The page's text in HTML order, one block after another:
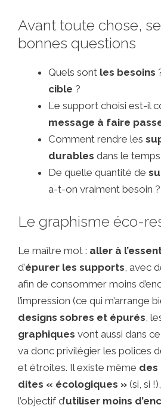
Avant toute chose,
bonnes questions
Quels sont les besoins
cible ?
Le support choisi est-il
message à faire
Comment rendre les
durables dans le
De quelle quantité de
a-t-on vraiment besoin ?
Le graphisme éco-
Le maître mot : aller à
d’épurer les supports, avec
afin de consommer moins
l’impression (ce qui m’arrange
designs sobres et épurés,
graphiques vont aussi dans ce
va donc privilégier les polices
et étroites. Il existe même des
dites « écologiques » (si, si
l’objectif d’utiliser moins